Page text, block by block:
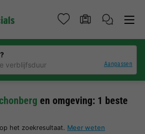
verblijfsduur Aanpassen
en omgeving: 1 beste
het zoekresultaat. Meer weten